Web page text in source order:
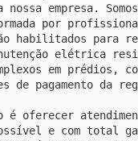
a nossa empresa.
por
habilitados para
elétrica
em prédios,
de pagamento da
é oferecer
e com total